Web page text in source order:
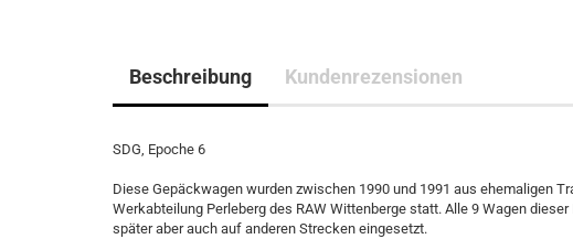
Beschreibung Kundenrezensionen
SDG, Epoche 6
Diese Gepäckwagen wurden zwischen 1990 und 1991 aus ehemaligen
Werkabteilung Perleberg des RAW Wittenberge statt. Alle 9 Wagen
später aber auch auf anderen Strecken eingesetzt.